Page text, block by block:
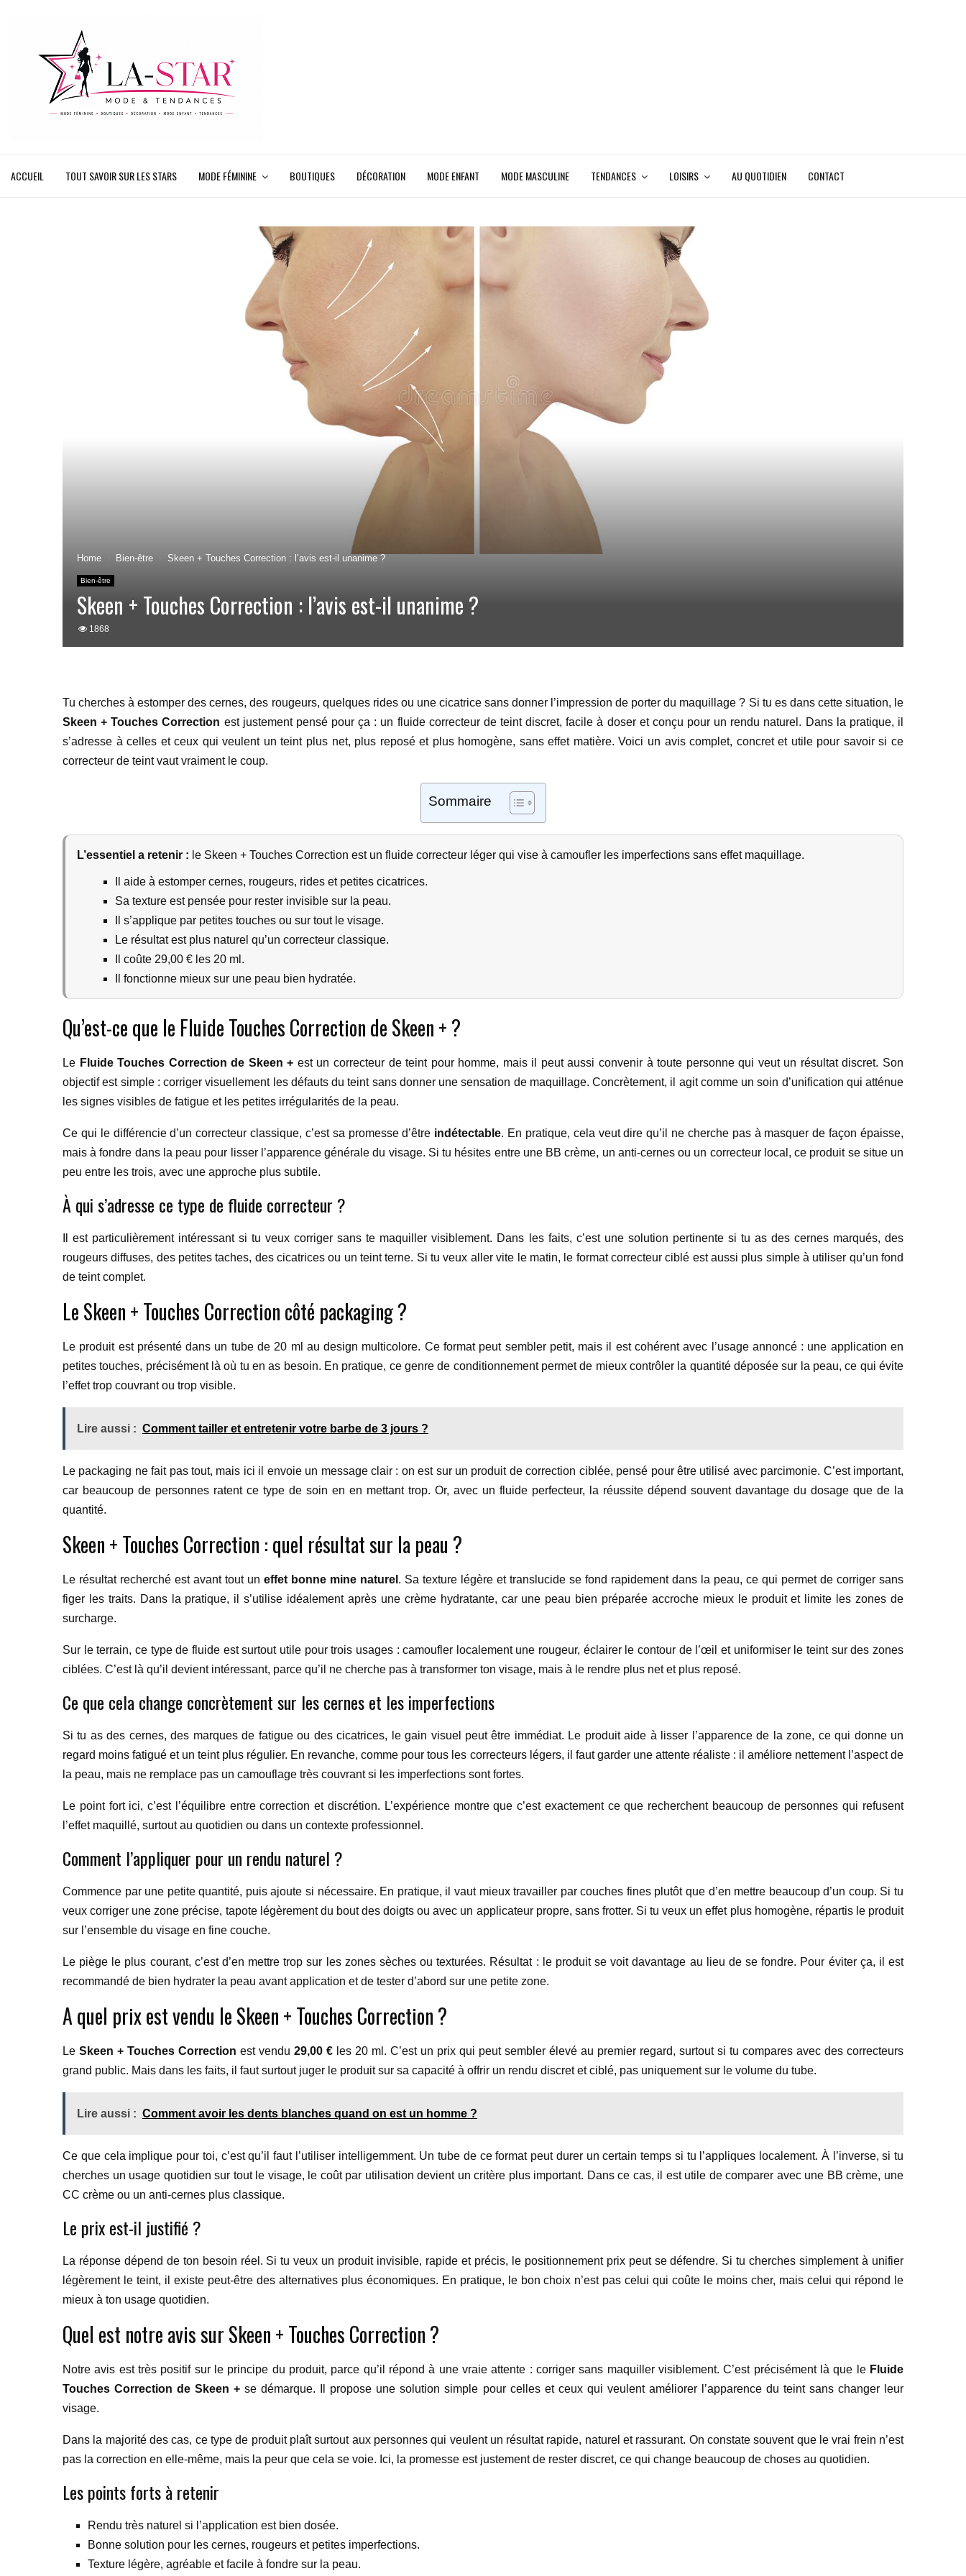
ACCUEIL TOUT SAVOIR SUR LES STARS MODE FÉMININE BOUTIQUES DÉCORATION MODE ENFANT MODE MASCULINE TENDANCES LOISIRS AU QUOTIDIEN CONTACT
Home Bien-être Skeen + Touches Correction : l’avis est-il unanime ?
Bien-être
Skeen + Touches Correction : l’avis est-il unanime ?
1868
Tu cherches à estomper des cernes, des rougeurs, quelques rides ou une cicatrice sans donner l’impression de porter du maquillage ? Si tu es dans cette situation, le
Skeen + Touches Correction est justement pensé pour ça : un fluide correcteur de teint discret, facile à doser et conçu pour un rendu naturel. Dans la pratique, il
s’adresse à celles et ceux qui veulent un teint plus net, plus reposé et plus homogène, sans effet matière. Voici un avis complet, concret et utile pour savoir si ce
correcteur de teint vaut vraiment le coup.
Sommaire
L’essentiel a retenir : le Skeen + Touches Correction est un fluide correcteur léger qui vise à camoufler les imperfections sans effet maquillage.
Il aide à estomper cernes, rougeurs, rides et petites cicatrices.
Sa texture est pensée pour rester invisible sur la peau.
Il s’applique par petites touches ou sur tout le visage.
Le résultat est plus naturel qu’un correcteur classique.
Il coûte 29,00 € les 20 ml.
Il fonctionne mieux sur une peau bien hydratée.
Qu’est-ce que le Fluide Touches Correction de Skeen + ?
Le Fluide Touches Correction de Skeen + est un correcteur de teint pour homme, mais il peut aussi convenir à toute personne qui veut un résultat discret. Son
objectif est simple : corriger visuellement les défauts du teint sans donner une sensation de maquillage. Concrètement, il agit comme un soin d’unification qui atténue
les signes visibles de fatigue et les petites irrégularités de la peau.
Ce qui le différencie d’un correcteur classique, c’est sa promesse d’être indétectable. En pratique, cela veut dire qu’il ne cherche pas à masquer de façon épaisse,
mais à fondre dans la peau pour lisser l’apparence générale du visage. Si tu hésites entre une BB crème, un anti-cernes ou un correcteur local, ce produit se situe un
peu entre les trois, avec une approche plus subtile.
À qui s’adresse ce type de fluide correcteur ?
Il est particulièrement intéressant si tu veux corriger sans te maquiller visiblement. Dans les faits, c’est une solution pertinente si tu as des cernes marqués, des
rougeurs diffuses, des petites taches, des cicatrices ou un teint terne. Si tu veux aller vite le matin, le format correcteur ciblé est aussi plus simple à utiliser qu’un fond
de teint complet.
Le Skeen + Touches Correction côté packaging ?
Le produit est présenté dans un tube de 20 ml au design multicolore. Ce format peut sembler petit, mais il est cohérent avec l’usage annoncé : une application en
petites touches, précisément là où tu en as besoin. En pratique, ce genre de conditionnement permet de mieux contrôler la quantité déposée sur la peau, ce qui évite
l’effet trop couvrant ou trop visible.
Lire aussi : Comment tailler et entretenir votre barbe de 3 jours ?
Le packaging ne fait pas tout, mais ici il envoie un message clair : on est sur un produit de correction ciblée, pensé pour être utilisé avec parcimonie. C’est important,
car beaucoup de personnes ratent ce type de soin en en mettant trop. Or, avec un fluide perfecteur, la réussite dépend souvent davantage du dosage que de la
quantité.
Skeen + Touches Correction : quel résultat sur la peau ?
Le résultat recherché est avant tout un effet bonne mine naturel . Sa texture légère et translucide se fond rapidement dans la peau, ce qui permet de corriger sans
figer les traits. Dans la pratique, il s’utilise idéalement après une crème hydratante, car une peau bien préparée accroche mieux le produit et limite les zones de
surcharge.
Sur le terrain, ce type de fluide est surtout utile pour trois usages : camoufler localement une rougeur, éclairer le contour de l’œil et uniformiser le teint sur des zones
ciblées. C’est là qu’il devient intéressant, parce qu’il ne cherche pas à transformer ton visage, mais à le rendre plus net et plus reposé.
Ce que cela change concrètement sur les cernes et les imperfections
Si tu as des cernes, des marques de fatigue ou des cicatrices, le gain visuel peut être immédiat. Le produit aide à lisser l’apparence de la zone, ce qui donne un
regard moins fatigué et un teint plus régulier. En revanche, comme pour tous les correcteurs légers, il faut garder une attente réaliste : il améliore nettement l’aspect de
la peau, mais ne remplace pas un camouflage très couvrant si les imperfections sont fortes.
Le point fort ici, c’est l’équilibre entre correction et discrétion. L’expérience montre que c’est exactement ce que recherchent beaucoup de personnes qui refusent
l’effet maquillé, surtout au quotidien ou dans un contexte professionnel.
Comment l’appliquer pour un rendu naturel ?
Commence par une petite quantité, puis ajoute si nécessaire. En pratique, il vaut mieux travailler par couches fines plutôt que d’en mettre beaucoup d’un coup. Si tu
veux corriger une zone précise, tapote légèrement du bout des doigts ou avec un applicateur propre, sans frotter. Si tu veux un effet plus homogène, répartis le produit
sur l’ensemble du visage en fine couche.
Le piège le plus courant, c’est d’en mettre trop sur les zones sèches ou texturées. Résultat : le produit se voit davantage au lieu de se fondre. Pour éviter ça, il est
recommandé de bien hydrater la peau avant application et de tester d’abord sur une petite zone.
A quel prix est vendu le Skeen + Touches Correction ?
Le Skeen + Touches Correction est vendu 29,00 € les 20 ml. C’est un prix qui peut sembler élevé au premier regard, surtout si tu compares avec des correcteurs
grand public. Mais dans les faits, il faut surtout juger le produit sur sa capacité à offrir un rendu discret et ciblé, pas uniquement sur le volume du tube.
Lire aussi : Comment avoir les dents blanches quand on est un homme ?
Ce que cela implique pour toi, c’est qu’il faut l’utiliser intelligemment. Un tube de ce format peut durer un certain temps si tu l’appliques localement. À l’inverse, si tu
cherches un usage quotidien sur tout le visage, le coût par utilisation devient un critère plus important. Dans ce cas, il est utile de comparer avec une BB crème, une
CC crème ou un anti-cernes plus classique.
Le prix est-il justifié ?
La réponse dépend de ton besoin réel. Si tu veux un produit invisible, rapide et précis, le positionnement prix peut se défendre. Si tu cherches simplement à unifier
légèrement le teint, il existe peut-être des alternatives plus économiques. En pratique, le bon choix n’est pas celui qui coûte le moins cher, mais celui qui répond le
mieux à ton usage quotidien.
Quel est notre avis sur Skeen + Touches Correction ?
Notre avis est très positif sur le principe du produit, parce qu’il répond à une vraie attente : corriger sans maquiller visiblement. C’est précisément là que le Fluide
Touches Correction de Skeen + se démarque. Il propose une solution simple pour celles et ceux qui veulent améliorer l’apparence du teint sans changer leur
visage.
Dans la majorité des cas, ce type de produit plaît surtout aux personnes qui veulent un résultat rapide, naturel et rassurant. On constate souvent que le vrai frein n’est
pas la correction en elle-même, mais la peur que cela se voie. Ici, la promesse est justement de rester discret, ce qui change beaucoup de choses au quotidien.
Les points forts à retenir
Rendu très naturel si l’application est bien dosée.
Bonne solution pour les cernes, rougeurs et petites imperfections.
Texture légère, agréable et facile à fondre sur la peau.